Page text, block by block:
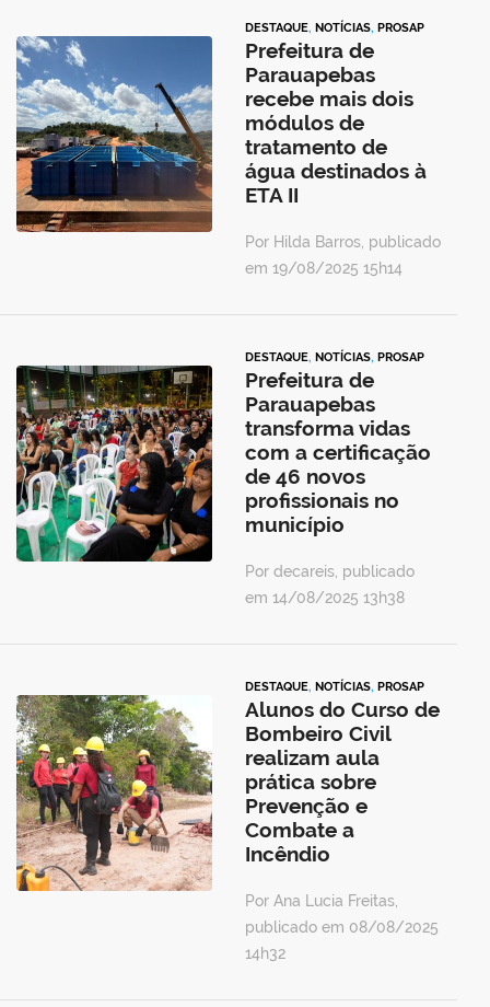
DESTAQUE, NOTÍCIAS, PROSAP
Prefeitura de
Parauapebas
recebe mais dois
módulos de
tratamento de
água destinados à
ETA II
Por Hilda Barros, publicado
em 19/08/2025 15h14
DESTAQUE, NOTÍCIAS, PROSAP
Prefeitura de
Parauapebas
transforma vidas
com a certificação
de 46 novos
profissionais no
município
Por decareis, publicado
em 14/08/2025 13h38
DESTAQUE, NOTÍCIAS, PROSAP
Alunos do Curso de
Bombeiro Civil
realizam aula
prática sobre
Prevenção e
Combate a
Incêndio
Por Ana Lucia Freitas,
publicado em 08/08/2025
14h32